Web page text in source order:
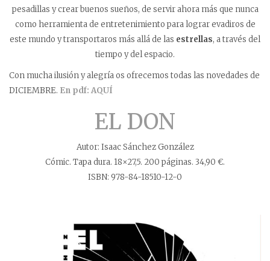
pesadillas y crear buenos sueños, de servir ahora más que nunca
como herramienta de entretenimiento para lograr evadiros de
este mundo y transportaros más allá de las estrellas, a través del
tiempo y del espacio.
Con mucha ilusión y alegría os ofrecemos todas las novedades de
DICIEMBRE. En pdf: AQUÍ
EL DON
Autor: Isaac Sánchez González
Cómic. Tapa dura. 18×27,5. 200 páginas. 34,90 €.
ISBN: 978-84-18510-12-0